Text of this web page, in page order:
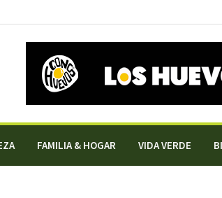
FAMILIA & HOGAR VIDA VERDE